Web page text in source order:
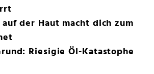
auf der Haut macht dich zum
Riesigie Öl-Katastophe